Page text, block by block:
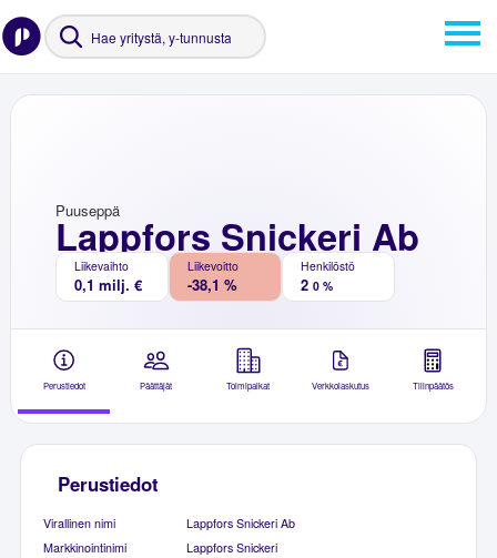
Lappfors Snickeri Ab
Puuseppä
Liikevaihto
0,1 milj. €
Liikevoitto
-38,1 %
Henkilöstö
2 0 %
Perustiedot Päättäjät Toimipaikat Verkkolaskutus Tilinpäätös
Perustiedot
Virallinen nimi
Lappfors Snickeri Ab
Markkinointinimi
Lappfors Snickeri